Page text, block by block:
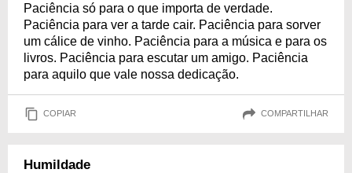
Paciência só para o que importa de verdade.
Paciência para ver a tarde cair. Paciência para sorver
um cálice de vinho. Paciência para a música e para os
livros. Paciência para escutar um amigo. Paciência
para aquilo que vale nossa dedicação.
COPIAR COMPARTILHAR
Humildade